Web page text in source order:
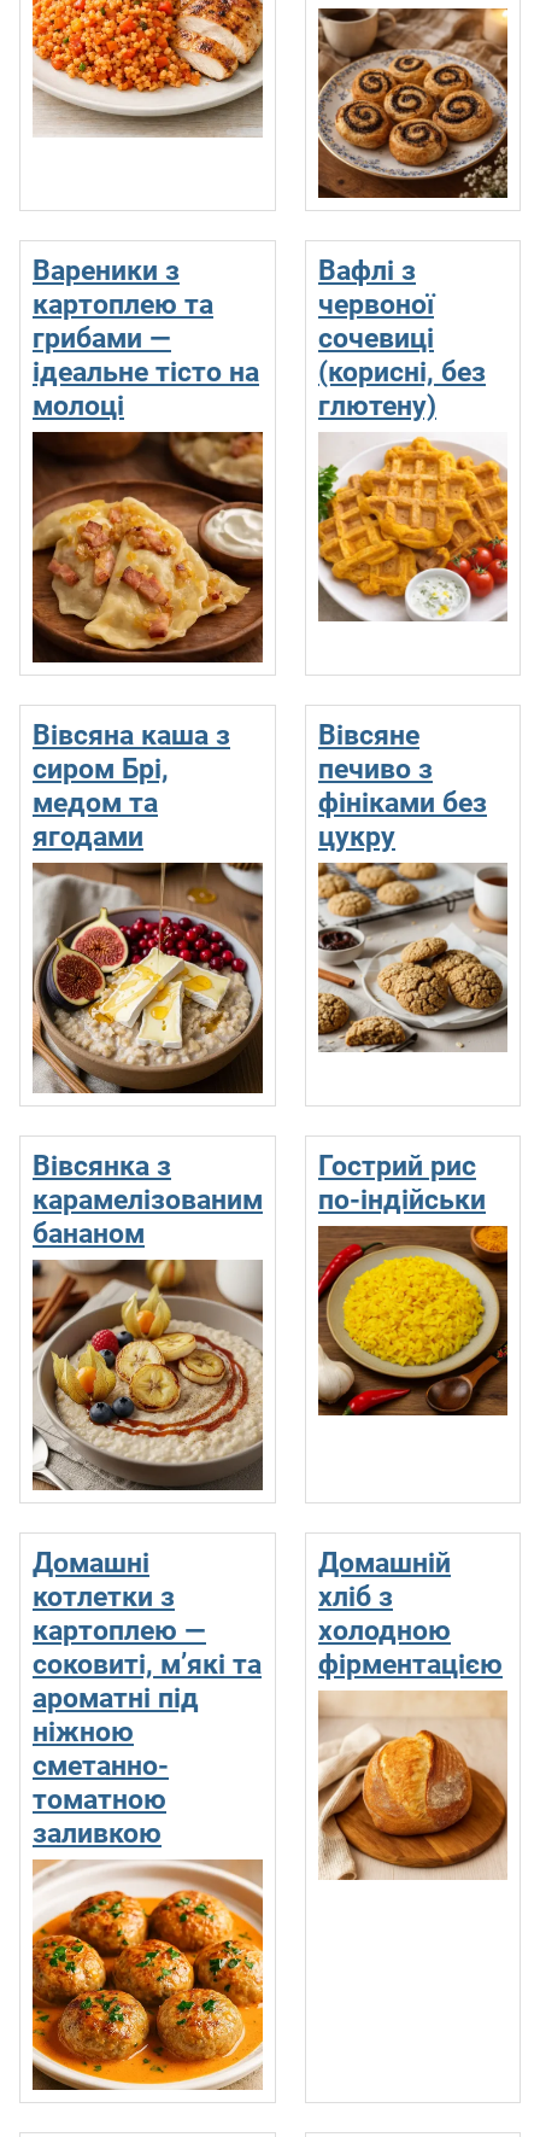
Вареники з
картоплею та
грибами —
ідеальне тісто на
молоці
Вафлі з
червоної
сочевиці
(корисні, без
глютену)
Вівсяна каша з
сиром Брi,
медом та
ягодами
Вівсяне
печиво з
фініками без
цукру
Вівсянка з
карамелізованим
бананом
Гострий рис
по-індійськи
Домашні
котлетки з
картоплею —
соковиті, м’які та
ароматні під
ніжною
сметанно-
томатною
заливкою
Домашній
хліб з
холодною
фірментацією